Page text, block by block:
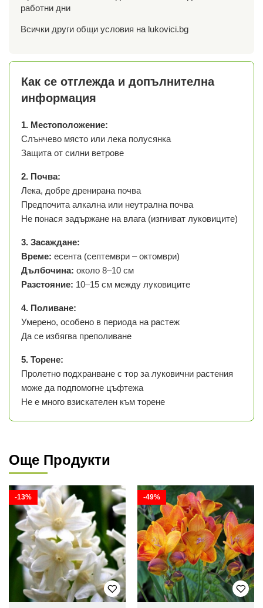
работни дни
Всички други общи условия на lukovici.bg
Как се отглежда и допълнителна
информация
1. Местоположение:
Слънчево място или лека полусянка
Защита от силни ветрове
2. Почва:
Лека, добре дренирана почва
Предпочита алкална или неутрална почва
Не понася задържане на влага (изгниват луковиците)
3. Засаждане:
Време: есента (септември – октомври)
Дълбочина: около 8–10 см
Разстояние: 10–15 см между луковиците
4. Поливане:
Умерено, особено в периода на растеж
Да се избягва преполиване
5. Торене:
Пролетно подхранване с тор за луковични растения
може да подпомогне цъфтежа
Не е много взискателен към торене
Още Продукти
-13% -49%